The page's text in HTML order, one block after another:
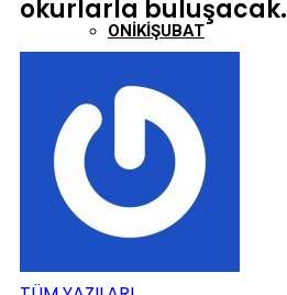
ONIKIŞUBAT
PAZARCIK
TÜRKOĞLU
okurlarla buluşacak.